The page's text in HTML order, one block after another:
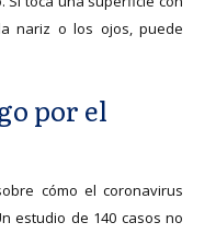
nariz o los ojos, puede
por el
cómo el coronavirus
estudio de 140 casos no